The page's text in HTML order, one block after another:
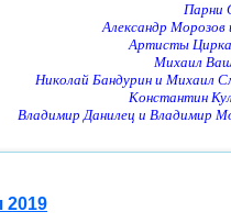
Парни
Александр Морозов
Артисты Цирка
Михаил
Николай Бандурин и Михаил
Константин
Владимир Данилец и Владимир
2019